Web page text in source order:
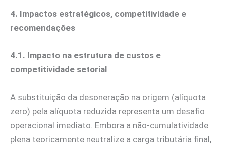
4. Impactos estratégicos, competitividade e
recomendações
4.1. Impacto na estrutura de custos e
competitividade setorial
A substituição da desoneração na origem (alíquota
zero) pela alíquota reduzida representa um desafio
operacional imediato. Embora a não-cumulatividade
plena teoricamente neutralize a carga tributária final,